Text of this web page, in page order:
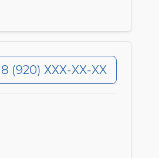
8 (920) ХХХ-XX-XX